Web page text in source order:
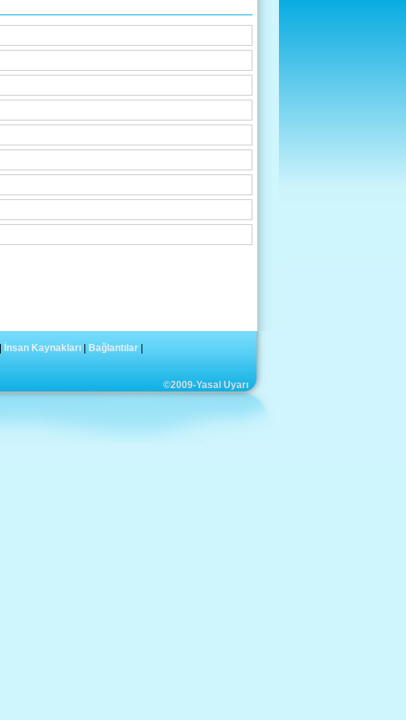
©2009-Yasal Uyarı
İnsan Kaynakları| Bağlantılar|